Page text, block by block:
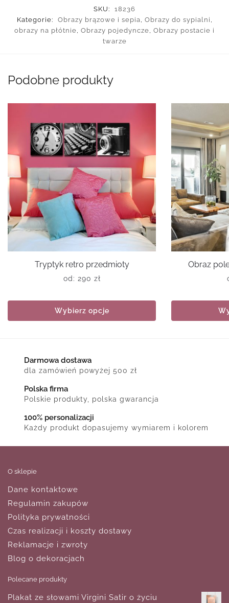
SKU:
18236
Kategorie:
Obrazy brązowe i sepia, Obrazy do sypialni ,
obrazy na płótnie, Obrazy pojedyncze, Obrazy postacie i
twarze
Podobne produkty
Tryptyk retro przedmioty
od: 290 zł
Wybierz opcje
Obraz
Darmowa dostawa
dla zamówień powyżej 500 zł
Polska firma
Polskie produkty, polska gwarancja
100% personalizacji
Każdy produkt dopasujemy wymiarem i kolorem
O sklepie
Dane kontaktowe
Regulamin zakupów
Polityka prywatności
Czas realizacji i koszty dostawy
Reklamacje i zwroty
Blog o dekoracjach
Polecane produkty
Plakat ze słowami Virgini Satir o życiu